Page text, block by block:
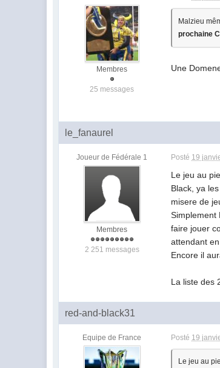
Membres
25 messages
Malzieu
prochaine
Une
le_fanaurel
Joueur de Fédérale 1
Membres
2 251 messages
Posté 19
Le jeu au
Black, ya
misere de
Simplement
faire jouer
attendant
Encore il
La liste des
red-and-black31
Equipe de France Posté 19
Le jeu au